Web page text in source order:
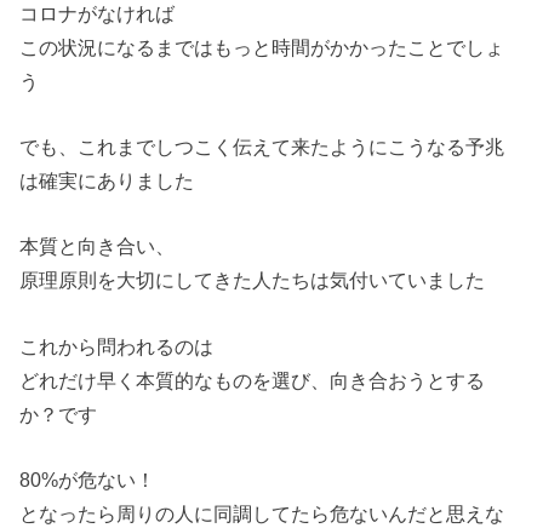
コロナがなければ
この状況になるまではもっと時間がかかったことでしょ
う
でも、これまでしつこく伝えて来たようにこうなる予兆
は確実にありました
本質と向き合い、
原理原則を大切にしてきた人たちは気付いていました
これから問われるのは
どれだけ早く本質的なものを選び、向き合おうとする
か？です
80%が危ない！
となったら周りの人に同調してたら危ないんだと思えな